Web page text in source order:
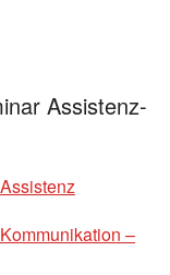
Assistenz-
–